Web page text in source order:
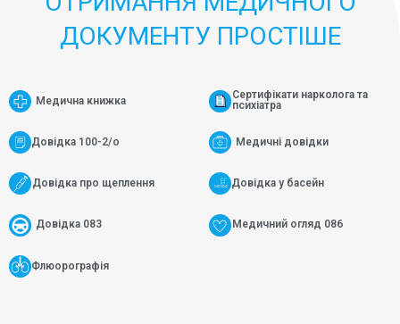
ДОКУМЕНТУ ПРОСТІШЕ
Медична книжка
Сертифікати нарколога та
психіатра
Довідка 100-2/о Медичні довідки
Довідка про щеплення Довідка у басейн
Довідка 083 Медичний огляд 086
Флюорографія